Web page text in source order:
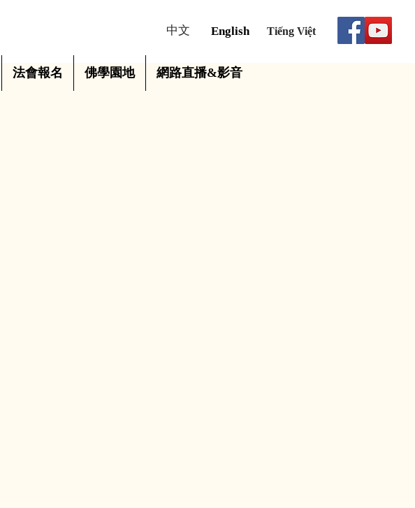
中文 English Tiếng Việt
法會報名 佛學園地 網路直播&影音